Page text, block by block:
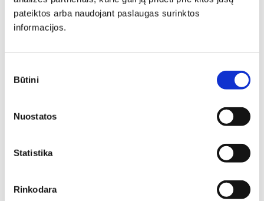
pateiktos arba naudojant paslaugas surinktos
informacijos.
pasirinkimas
Būtini
Nuostatos
Statistika
Rinkodara
gali tapti pagrindiniu akcentu, subalansuoti kambario
proporcijas ar tiesiog sukurti vietą atsipalaidavimui.
pirkėjų neabejingi. To priežasčių nemažai: baldai aukštos
kokybės, pagaminti iš patvarių medžiagų, tad pasižymi
matmenys, formos kiekvienam iš Jūsų dovanoja